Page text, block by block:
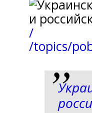
/
/topics/